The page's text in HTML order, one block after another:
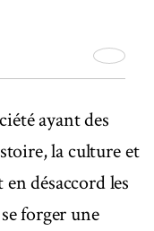
ayant des
la culture et
désaccord les
forger une